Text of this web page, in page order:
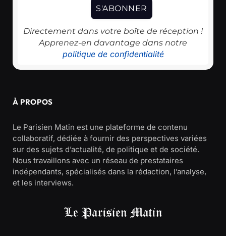
Directement dans votre boîte de réception !
Apprenez-en davantage dans notre
politique de confidentialité
À PROPOS
Le Parisien Matin est une plateforme de contenu
collaboratif, dédiée à fournir des perspectives variées
sur des sujets d’actualité, de politique et de société.
Nous travaillons avec un réseau de prestataires
indépendants, spécialisés dans la rédaction, l’analyse,
et les interviews.